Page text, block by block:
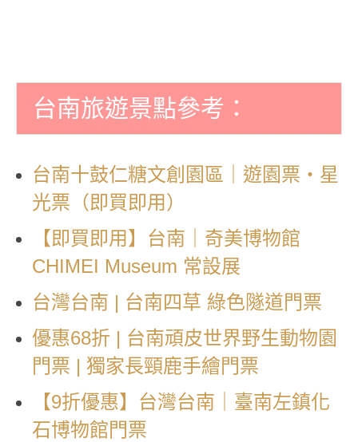
台南旅遊景點參考：
台南十鼓仁糖文創園區｜遊園票・星
光票（即買即用）
【即買即用】台南｜奇美博物館
CHIMEI Museum 常設展
台灣台南 | 台南四草 綠色隧道門票
優惠68折 | 台南頑皮世界野生動物園
門票 | 獨家長頸鹿手繪門票
【9折優惠】台灣台南｜臺南左鎮化
石博物館門票